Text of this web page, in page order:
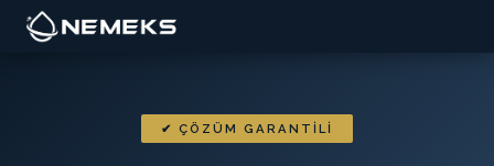
✔ ÇÖZÜM GARANTILI